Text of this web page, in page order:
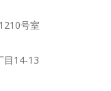
号室
目14-13